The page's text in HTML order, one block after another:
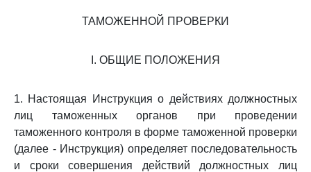
ТАМОЖЕННОЙ ПРОВЕРКИ
I. ОБЩИЕ ПОЛОЖЕНИЯ
1. Настоящая Инструкция о действиях должностных
лиц таможенных органов при проведении
таможенного контроля в форме таможенной проверки
(далее - Инструкция) определяет последовательность
и сроки совершения действий должностных лиц